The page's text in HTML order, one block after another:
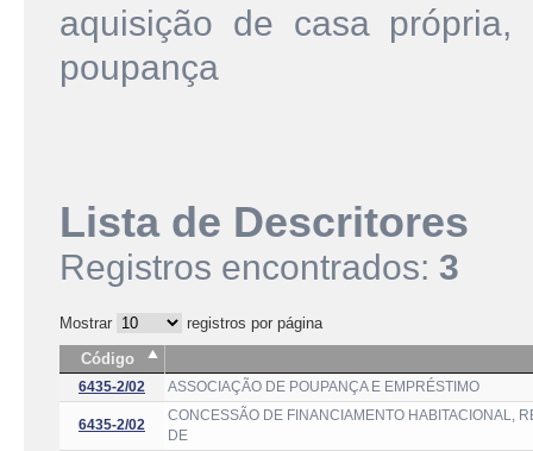
aquisição de casa
poupança
Lista de Descritores
Registros encontrados: 3
Mostrar
registros por página
Código
6435-2/02 ASSOCIAÇÃO DE POUPANÇA E EMPRÉSTIMO
6435-2/02
CONCESSÃO DE FINANCIAMENTO HABITACIONAL,
DE